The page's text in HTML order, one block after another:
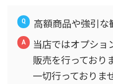
高額商品や強引な
当店ではオプショ
販売を行っており
一切行っておりま